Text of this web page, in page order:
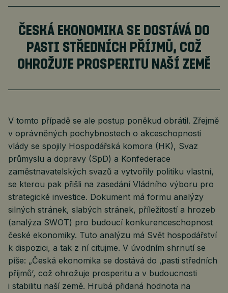
ČESKÁ EKONOMIKA SE DOSTÁVÁ DO
PASTI STŘEDNÍCH PŘÍJMŮ, COŽ
OHROŽUJE PROSPERITU NAŠÍ ZEMĚ
V tomto případě se ale postup poněkud obrátil. Zřejmě
v oprávněných pochybnostech o akceschopnosti
vlády se spojily Hospodářská komora (HK), Svaz
průmyslu a dopravy (SpD) a Konfederace
zaměstnavatelských svazů a vytvořily politiku vlastní,
se kterou pak přišli na zasedání Vládního výboru pro
strategické investice. Dokument má formu analýzy
silných stránek, slabých stránek, příležitostí a hrozeb
(analýza SWOT) pro budoucí konkurenceschopnost
české ekonomiky. Tuto analýzu má Svět hospodářství
k dispozici, a tak z ní citujme. V úvodním shrnutí se
píše: „Česká ekonomika se dostává do ‚pasti středních
příjmů‘, což ohrožuje prosperitu a v budoucnosti
i stabilitu naší země. Hrubá přidaná hodnota na